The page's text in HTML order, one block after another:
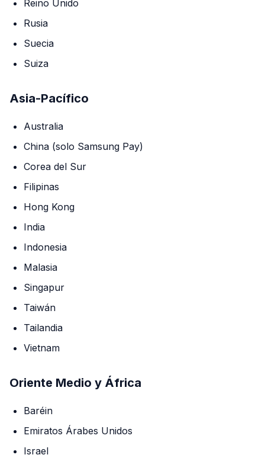
Reino Unido
Rusia
Suecia
Suiza
Asia-Pacífico
Australia
China (solo Samsung Pay)
Corea del Sur
Filipinas
Hong Kong
India
Indonesia
Malasia
Singapur
Taiwán
Tailandia
Vietnam
Oriente Medio y África
Baréin
Emiratos Árabes Unidos
Israel